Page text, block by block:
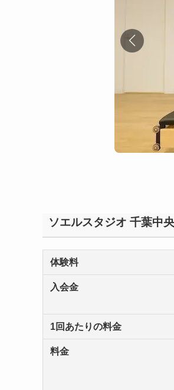
ソエルスタジオ 千葉中
体験料
入会金
1回あたりの料金
料金